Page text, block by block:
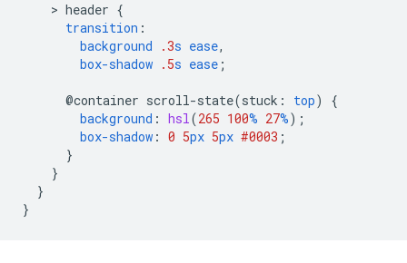
    >
header {
transition :
background
.3s ease,
box-shadow .5s ease ;
@container scroll-state(stuck : top)
{
background : hsl(265 100% 27%);
box-shadow : 0 5px 5px #0003 ;
}
}
}
}